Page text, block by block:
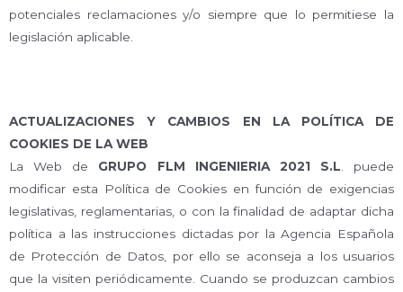
potenciales reclamaciones y/o siempre que lo permitiese la
legislación aplicable.
ACTUALIZACIONES Y CAMBIOS EN LA POLÍTICA DE
COOKIES DE LA WEB
La Web de GRUPO FLM INGENIERIA 2021 S.L . puede
modificar esta Política de Cookies en función de exigencias
legislativas, reglamentarias, o con la finalidad de adaptar dicha
política a las instrucciones dictadas por la Agencia Española
de Protección de Datos, por ello se aconseja a los usuarios
que la visiten periódicamente. Cuando se produzcan cambios